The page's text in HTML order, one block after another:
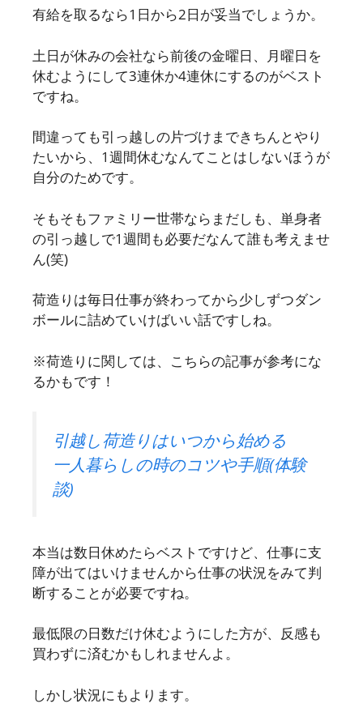
有給を取るなら1日から2日が妥当でしょうか。
土日が休みの会社なら前後の金曜日、月曜日を
休むようにして3連休か4連休にするのがベスト
ですね。
間違っても引っ越しの片づけまできちんとやり
たいから、1週間休むなんてことはしないほうが
自分のためです。
そもそもファミリー世帯ならまだしも、単身者
の引っ越しで1週間も必要だなんて誰も考えませ
ん(笑)
荷造りは毎日仕事が終わってから少しずつダン
ボールに詰めていけばいい話ですしね。
※荷造りに関しては、こちらの記事が参考にな
るかもです！
引越し荷造りはいつから始める
一人暮らしの時のコツや手順(体験
談)
本当は数日休めたらベストですけど、仕事に支
障が出てはいけませんから仕事の状況をみて判
断することが必要ですね。
最低限の日数だけ休むようにした方が、反感も
買わずに済むかもしれませんよ。
しかし状況にもよります。